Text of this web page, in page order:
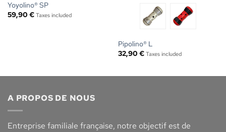
Yoyolino® SP
59,90 € Taxes included
Pipolino® L
32,90 € Taxes included
A PROPOS DE NOUS
Entreprise familiale française, notre objectif est de